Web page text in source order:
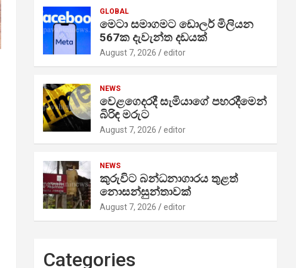
GLOBAL
මෙටා සමාගමට ඩොලර් මිලියන
567ක දැවැන්ත දඩයක්
August 7, 2026 editor
NEWS
වෙළගෙදරදී සැමියාගේ පහරදීමෙන්
බිරිඳ මරුට
August 7, 2026 editor
NEWS
කුරුවිට බන්ධනාගාරය තුළත්
නොසන්සුන්තාවක්
August 7, 2026 editor
Categories